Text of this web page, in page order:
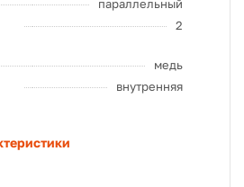
параллельный
2
медь
внутренняя